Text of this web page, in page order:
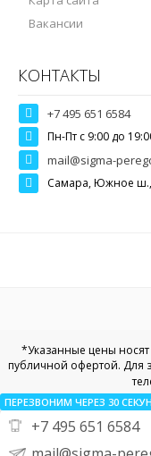
Вакансии
КОНТАКТЫ
+7 495 651 6584
Пн-Пт c 9:00 до
mail@sigma-
Самара, Южное
*Указанные цены
публичной офертой. Для
ПЕРЕЗВОНИМ ЧЕРЕЗ 30
+7 495 651 6584
Политика